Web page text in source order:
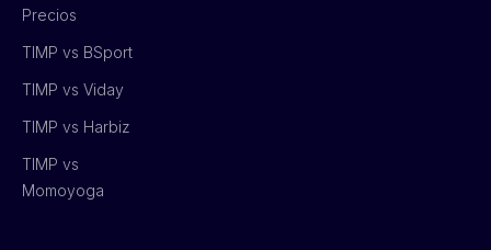
Precios
TIMP vs BSport
TIMP vs Viday
TIMP vs Harbiz
TIMP vs
Momoyoga